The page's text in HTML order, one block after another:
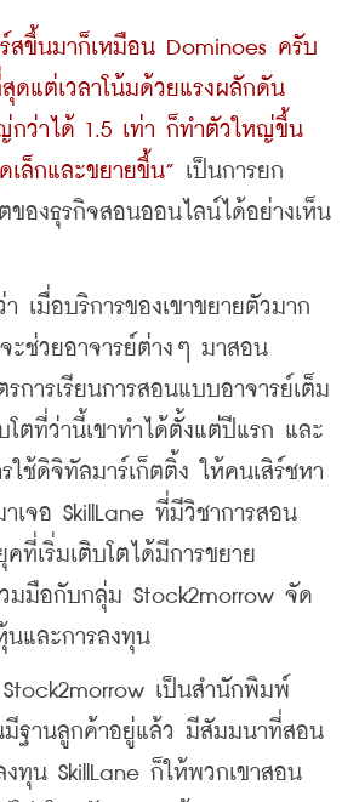
สขึ้นมาก็เหมือน Dominoes ครับ
สุดแต่เวลาโน้มด้วยแรงผลักดัน
กว่าได้ 1.5 เท่า ก็ทำตัวใหญ่ขึ้น
เล็กและขยายขึ้น” เป็นการยก
ของธุรกิจสอนออนไลน์ได้อย่างเห็น
มื่อบริการของเขาขยายตัวมาก
ะช่วยอาจารย์ต่างๆ มาสอน
การเรียนการสอนแบบอาจารย์เต็ม
โตที่ว่านี้เขาทำได้ตั้งแต่ปีแรก และ
ใช้ดิจิทัลมาร์เก็ตติ้ง ให้คนเสิร์ชหา
าเจอ SkillLane ที่มีวิชาการสอน
ที่เริ่มเติบโตได้มีการขยาย
มมือกับกลุ่ม Stock2morrow จัด
นและการลงทุน
เป็นสำนักพิมพ์
มีฐานลูกค้าอยู่แล้ว มีสัมมนาที่สอน
งทุน SkillLane ก็ให้พวกเขาสอน